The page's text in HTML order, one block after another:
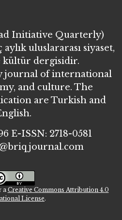
Initiative Quarterly)
uluslararası siyaset,
kültür dergisidir.
journal of international
and culture. The
are Turkish and
E-ISSN: 2718-0581
aCreative Commons Attribution 4.0
License.